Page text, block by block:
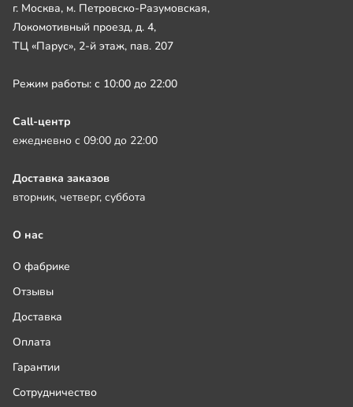
г. Москва, м. Петровско-Разумовская,
Локомотивный проезд, д. 4,
ТЦ «Парус», 2-й этаж, пав. 207
Режим работы: с 10:00 до 22:00
Call-центр
ежедневно с 09:00 до 22:00
Доставка заказов
вторник, четверг, суббота
О нас
О фабрике
Отзывы
Доставка
Оплата
Гарантии
Сотрудничество